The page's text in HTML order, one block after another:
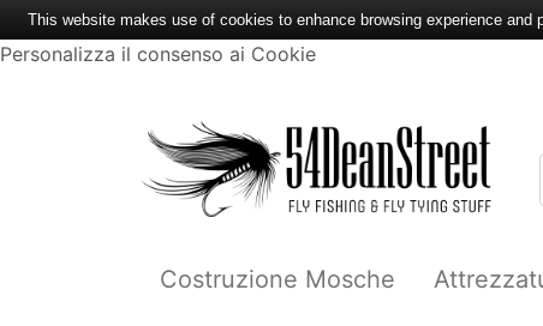
Personalizza il consenso ai Cookie
Costruzione Mosche
This website makes use of cookies to enhance browsing experience and